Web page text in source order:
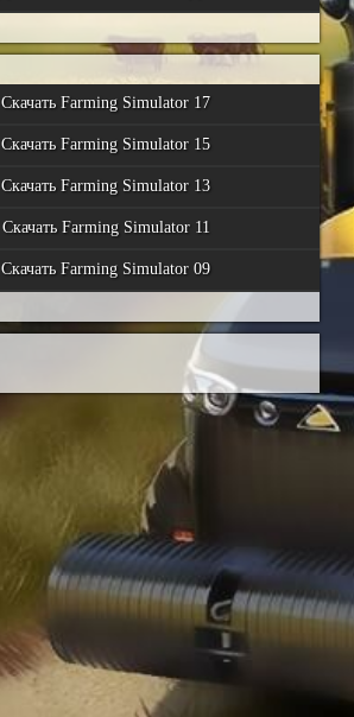
Скачать Farming Simulator 17
Скачать Farming Simulator 15
Скачать Farming Simulator 13
Скачать Farming Simulator 11
Скачать Farming Simulator 09